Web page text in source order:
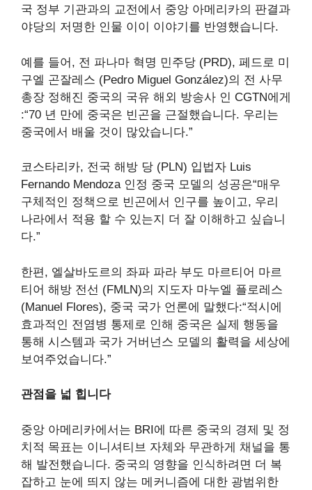
국 정부 기관과의 교전에서 중앙 아메리카의 판결과
야당의 저명한 인물 이이 이야기를 반영했습니다.
예를 들어, 전 파나마 혁명 민주당 (PRD), 페드로 미
구엘 곤잘레스 (Pedro Miguel González)의 전 사무
총장 정해진 중국의 국유 해외 방송사 인 CGTN에게
:“70 년 만에 중국은 빈곤을 근절했습니다. 우리는
중국에서 배울 것이 많았습니다.”
코스타리카, 전국 해방 당 (PLN) 입법자 Luis
Fernando Mendoza 인정 중국 모델의 성공은“매우
구체적인 정책으로 빈곤에서 인구를 높이고, 우리
나라에서 적용 할 수 있는지 더 잘 이해하고 싶습니
다.”
한편, 엘살바도르의 좌파 파라 부도 마르티어 마르
티어 해방 전선 (FMLN)의 지도자 마누엘 플로레스
(Manuel Flores), 중국 국가 언론에 말했다:“적시에
효과적인 전염병 통제로 인해 중국은 실제 행동을
통해 시스템과 국가 거버넌스 모델의 활력을 세상에
보여주었습니다.”
관점을 넓 힙니다
중앙 아메리카에서는 BRI에 따른 중국의 경제 및 정
치적 목표는 이니셔티브 자체와 무관하게 채널을 통
해 발전했습니다. 중국의 영향을 인식하려면 더 복
잡하고 눈에 띄지 않는 메커니즘에 대한 광범위한